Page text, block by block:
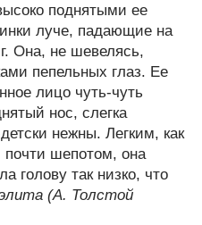
поднятыми ее
луче, падающие на
Она, не шевелясь,
пепельных глаз. Ее
лицо чуть-чуть
нос, слегка
нежны. Легким, как
шепотом, она
голову так низко, что
(А. Толстой